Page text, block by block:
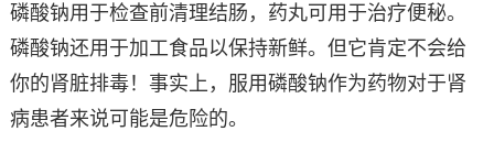
磷酸钠用于检查前清理结肠，药丸可用于治疗便秘。
磷酸钠还用于加工食品以保持新鲜。但它肯定不会给
你的肾脏排毒！事实上，服用磷酸钠作为药物对于肾
病患者来说可能是危险的。